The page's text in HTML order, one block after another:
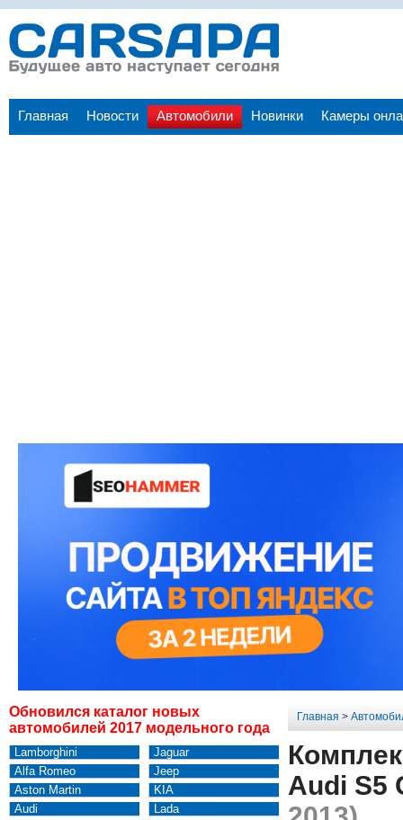
Главная Новости Автомобили Новинки Камеры
Обновился каталог новых
автомобилей 2017 модельного года
Lamborghini
Alfa Romeo
Aston Martin
Audi
Jaguar
Jeep
KIA
Lada
Главная >
Audi S5